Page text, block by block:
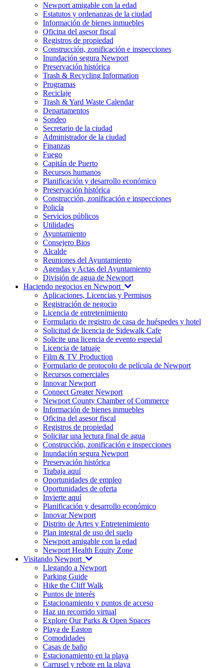
Newport amigable con la edad
Estatutos y ordenanzas de la ciudad
Información de bienes inmuebles
Oficina del asesor fiscal
Registros de propiedad
Construcción, zonificación e inspecciones
Inundación segura Newport
Preservación histórica
Trash & Recycling Information
Programas
Reciclaje
Trash & Yard Waste Calendar
Departamentos
Sondeo
Secretario de la ciudad
Administrador de la ciudad
Finanzas
Fuego
Capitán de Puerto
Recursos humanos
Planificación y desarrollo económico
Preservación histórica
Construcción, zonificación e inspecciones
Policía
Servicios públicos
Utilidades
Ayuntamiento
Consejero Bios
Alcalde
Reuniones del Ayuntamiento
Agendas y Actas del Ayuntamiento
División de agua de Newport
Haciendo negocios en Newport
Aplicaciones, Licencias y Permisos
Registración de negocio
Licencia de entretenimiento
Formulario de registro de casa de huéspedes y hotel
Solicitud de licencia de Sidewalk Cafe
Solicite una licencia de evento especial
Licencia de tatuaje
Film & TV Production
Formulario de protocolo de película de Newport
Recursos comerciales
Innovar Newport
Connect Greater Newport
Newport County Chamber of Commerce
Información de bienes inmuebles
Oficina del asesor fiscal
Registros de propiedad
Solicitar una lectura final de agua
Construcción, zonificación e inspecciones
Inundación segura Newport
Preservación histórica
Trabaja aquí
Oportunidades de empleo
Oportunidades de oferta
Invierte aquí
Planificación y desarrollo económico
Innovar Newport
Distrito de Artes y Entretenimiento
Plan integral de uso del suelo
Newport amigable con la edad
Newport Health Equity Zone
Visitando Newport
Llegando a Newport
Parking Guide
Hike the Cliff Walk
Puntos de interés
Estacionamiento y puntos de acceso
Haz un recorrido virtual
Explore Our Parks & Open Spaces
Playa de Easton
Comodidades
Casas de baño
Estacionamiento en la playa
Carrusel y rebote en la playa